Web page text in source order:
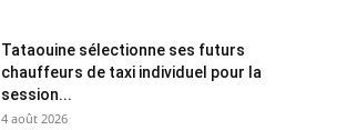
Tataouine sélectionne ses futurs
chauffeurs de taxi individuel pour la
session...
4 août 2026